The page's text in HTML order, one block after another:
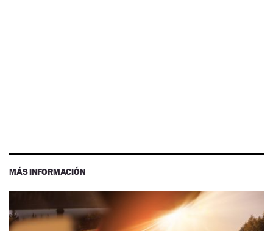
MÁS INFORMACIÓN